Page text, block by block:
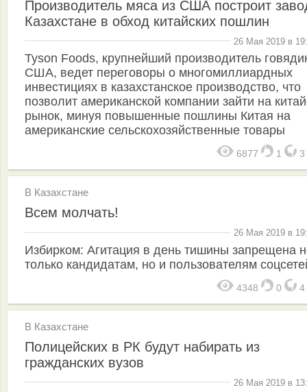
Производитель мяса из США построит
Казахстане в обход китайских пошлин
26 Мая 2019 в
Tyson Foods, крупнейший производитель
США, ведет переговоры о многомиллиардных
инвестициях в казахстанское производство, что
позволит американской компании зайти на
рынок, минуя повышенные пошлины Китая на
американские сельскохозяйственные товары
6877 1 3
В Казахстане
Всем молчать!
26 Мая 2019 в
Избирком: Агитация в день тишины запрещена
только кандидатам, но и пользователям
4348 0 4
В Казахстане
Полицейских в РК будут набирать из
гражданских вузов
26 Мая 2019 в